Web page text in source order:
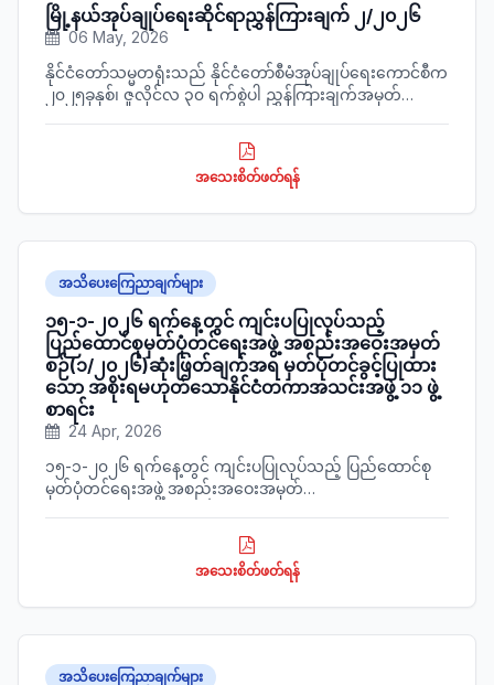
မြို့နယ်အုပ်ချုပ်ရေးဆိုင်ရာညွှန်ကြားချက် ၂/၂၀၂၆
06 May, 2026
နိုင်ငံတော်သမ္မတရုံးသည် နိုင်ငံတော်စီမံအုပ်ချုပ်ရေးကောင်စီက
၂၀၂၅ခုနှစ်၊ ဇူလိုင်လ ၃၀ ရက်စွဲပါ ညွှန်ကြားချက်အမှတ်
ညွှန်ကြားချက်ကို ပြင်ဆင်ညွှန်ကြားချက်အား ထုတ်ပြန်လိုက်
အသေးစိတ်ဖတ်ရန်
အသိပေးကြေညာချက်များ
၁၅-၁-၂၀၂၆ ရက်နေ့တွင် ကျင်းပပြုလုပ်သည့်
ပြည်ထောင်စုမှတ်ပုံတင်ရေးအဖွဲ့ အစည်းအဝေးအမှတ်
စဉ်(၁/၂၀၂၆)ဆုံးဖြတ်ချက်အရ မှတ်ပုံတင်ခွင့်ပြုထား
သော အစိုးရမဟုတ်သောနိုင်ငံတကာအသင်းအဖွဲ့ ၁၁ ဖွဲ့
စာရင်း
24 Apr, 2026
၁၅-၁-၂၀၂၆ ရက်နေ့တွင် ကျင်းပပြုလုပ်သည့် ပြည်ထောင်စု
မှတ်ပုံတင်ရေးအဖွဲ့ အစည်းအဝေးအမှတ်
အစိုးရမဟုတ်သောနိုင်ငံတကာအသင်းအဖွဲ့ ၁၁ ဖွဲ့စာရင်းအား
အသေးစိတ်ဖတ်ရန်
အသိပေးကြေညာချက်များ